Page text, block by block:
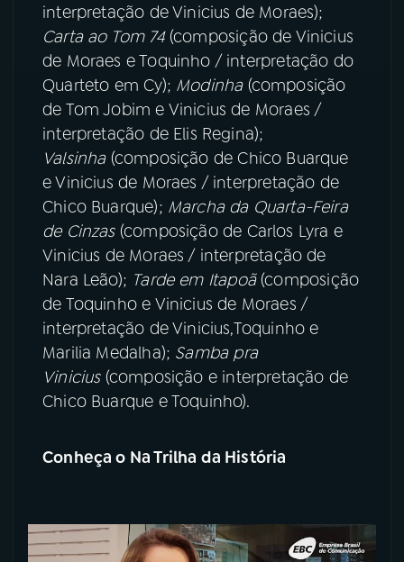
interpretação de Vinicius de Moraes);
Carta ao Tom 74(composição de Vinicius
de Moraes e Toquinho / interpretação do
Quarteto em Cy); Modinha(composição
de Tom Jobim e Vinicius de Moraes /
interpretação de Elis Regina);
Valsinha(composição de Chico Buarque
e Vinicius de Moraes / interpretação de
Chico Buarque); Marcha da Quarta-Feira
de Cinzas(composição de Carlos Lyra e
Vinicius de Moraes / interpretação de
Nara Leão); Tarde em Itapoã(composição
de Toquinho e Vinicius de Moraes /
interpretação de Vinicius,Toquinho e
Marilia Medalha); Samba pra
Vinicius(composição e interpretação de
Chico Buarque e Toquinho).
Conheça o Na Trilha da História